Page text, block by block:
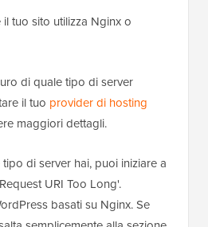
tuo sito utilizza Nginx o
di quale tipo di server
il tuo provider di hosting
maggiori dettagli.
di server hai, puoi iniziare a
URI Too Long'.
basati su Nginx. Se